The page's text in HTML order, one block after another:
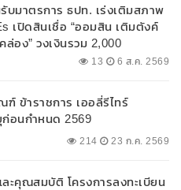
บมาตรการ ธปท. เร่งเติมสภาพ
เปิดสินเชื่อ “ออมสิน เติมตังค์
อง” วงเงินรวม 2,000
เงินทุนหมุนเวียนวงเงินกู้สูงสุด
13 6 ส.ค. 2569
ฑ์ ข้าราชการ เออลี่รีไทร์
อนกำหนด 2569
214 23 ก.ค. 2569
ะคุณสมบัติ โครงการลงทะเบียน